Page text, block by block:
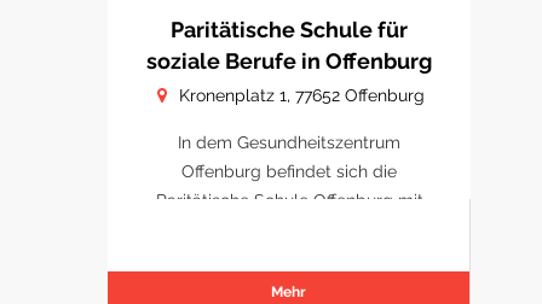
Paritätische Schule für
soziale Berufe in Offenburg
Kronenplatz 1, 77652 Offenburg
In dem Gesundheitszentrum
Offenburg befindet sich die
Paritätische Schule Offenburg mit
Mehr